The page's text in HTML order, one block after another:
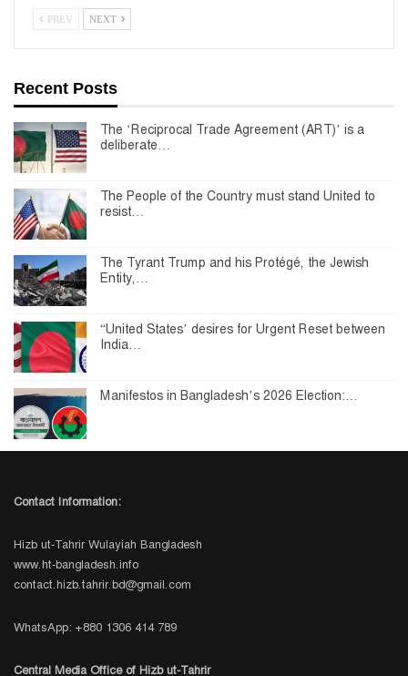
PREV NEXT
Recent Posts
The ‘Reciprocal Trade Agreement (ART)’ is a
deliberate…
The People of the Country must stand United to
resist…
The Tyrant Trump and his Protégé, the Jewish
Entity,…
“United States’ desires for Urgent Reset between
India…
Manifestos in Bangladesh’s 2026 Election:…
Contact Information:
Hizb ut-Tahrir Wulayiah Bangladesh
www.ht-bangladesh.info
contact.hizb.tahrir.bd@gmail.com
WhatsApp: +880 1306 414 789
Central Media Office of Hizb ut-Tahrir